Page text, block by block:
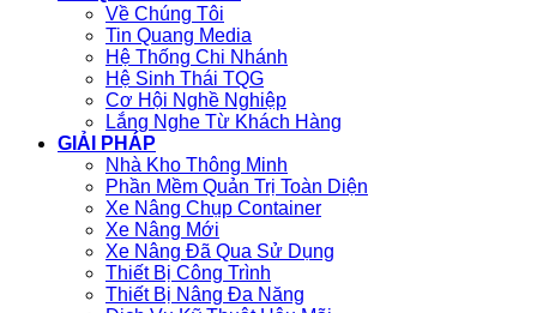
Về Chúng Tôi
Tin Quang Media
Hệ Thống Chi Nhánh
Hệ Sinh Thái TQG
Cơ Hội Nghề Nghiệp
Lắng Nghe Từ Khách Hàng
GIẢI PHÁP
Nhà Kho Thông Minh
Phần Mềm Quản Trị Toàn Diện
Xe Nâng Chụp Container
Xe Nâng Mới
Xe Nâng Đã Qua Sử Dụng
Thiết Bị Công Trình
Thiết Bị Nâng Đa Năng